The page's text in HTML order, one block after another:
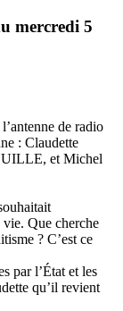
mercredi 5
de radio
: Claudette
et Michel
Que cherche
? C’est ce
par l’État et les
qu’il revient